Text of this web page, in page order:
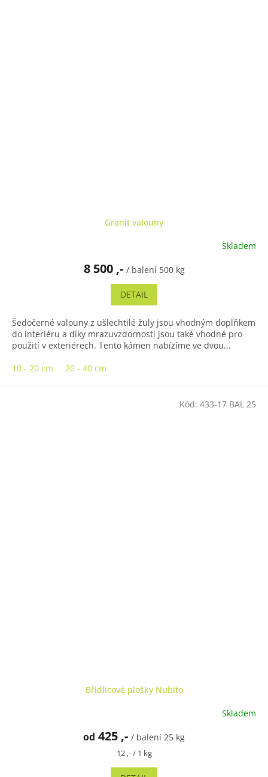
Granit valouny
Skladem
8 500 ,- / balení 500 kg
DETAIL
Šedočerné valouny z ušlechtilé žuly jsou vhodným doplňkem
do interiéru a díky mrazuvzdornosti jsou také vhodné pro
použití v exteriérech. Tento kámen nabízíme ve dvou...
10 - 20 cm
20 - 40 cm
Břidlicové plošky Nubito
Skladem
od 425 ,- / balení 25 kg
Měrná
12 ,- / 1 kg
Kód: 433-17 BAL 25